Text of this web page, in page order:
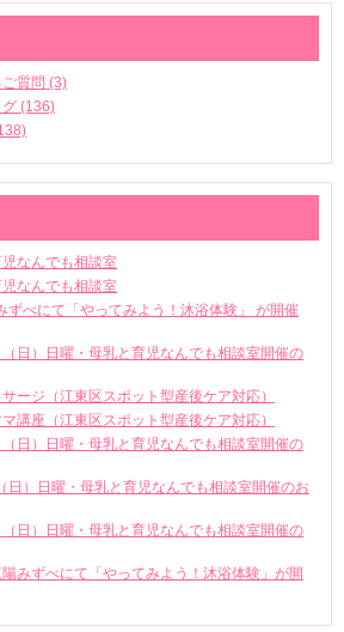
質問 (3)
(136)
なんでも相談室
なんでも相談室
ずべにて「やってみよう！沐浴体験」 が開催
日）日曜・母乳と育児なんでも相談室開催の
ージ（江東区スポット型産後ケア対応）
講座（江東区スポット型産後ケア対応）
日）日曜・母乳と育児なんでも相談室開催の
日）日曜・母乳と育児なんでも相談室開催のお
日）日曜・母乳と育児なんでも相談室開催の
みずべにて「やってみよう！沐浴体験」が開